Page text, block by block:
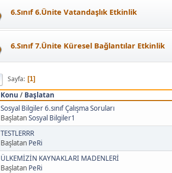
6.Sınıf 6.Ünite Vatandaşlık Etkinlik
6.Sınıf 7.Ünite Küresel Bağlantılar Etkinlik
Sayfa 1
Konu / Başlatan
Sosyal Bilgiler 6.sınıf Çalışma Soruları
BaşlatanSosyal Bilgiler1
TESTLERRR
Başlatan PeRi
ÜLKEMİZİN KAYNAKLARI MADENLERİ
Başlatan PeRi